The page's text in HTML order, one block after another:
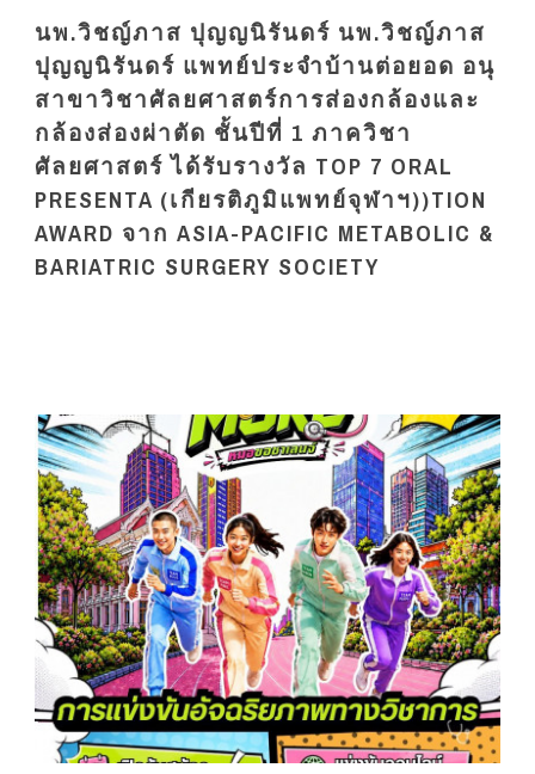
นพ.วิชญ์ภาส ปุญญนิรันดร์ นพ.วิชญ์ภาส
ปุญญนิรันดร์ แพทย์ประจำบ้านต่อยอด อนุ
สาขาวิชาศัลยศาสตร์การส่องกล้องและ
กล้องส่องผ่าตัด ชั้นปีที่ 1 ภาควิชา
ศัลยศาสตร์ ได้รับรางวัล TOP 7 ORAL
PRESENTA (เกียรติภูมิแพทย์จุฬาฯ))TION
AWARD จาก ASIA-PACIFIC METABOLIC &
BARIATRIC SURGERY SOCIETY